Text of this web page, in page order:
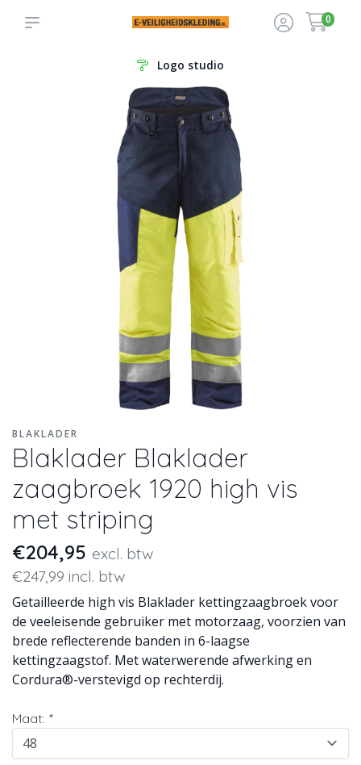
0
Logo studio
BLAKLADER
Blaklader Blaklader
zaagbroek 1920 high vis
met striping
€204,95 excl. btw
€247,99 incl. btw
Getailleerde high vis Blaklader kettingzaagbroek voor
de veeleisende gebruiker met motorzaag, voorzien van
brede reflecterende banden in 6-laagse
kettingzaagstof. Met waterwerende afwerking en
Cordura®-verstevigd op rechterdij.
Maat: *